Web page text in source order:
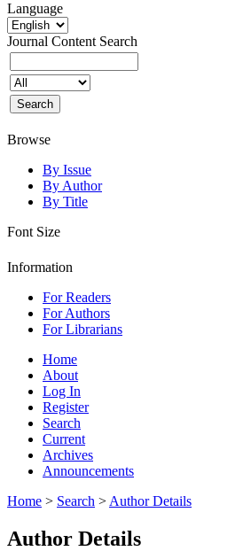
Language
Journal Content Search
Browse
By Issue
By Author
By Title
Font Size
Information
For Readers
For Authors
For Librarians
Home
About
Log In
Register
Search
Current
Archives
Announcements
Home > Search > Author Details
Author Details